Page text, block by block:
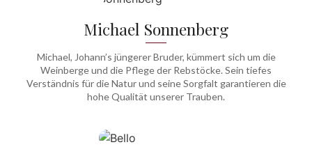
Michael Sonnenberg
Michael, Johann’s jüngerer Bruder, kümmert sich um die
Weinberge und die Pflege der Rebstöcke. Sein tiefes
Verständnis für die Natur und seine Sorgfalt garantieren die
hohe Qualität unserer Trauben.